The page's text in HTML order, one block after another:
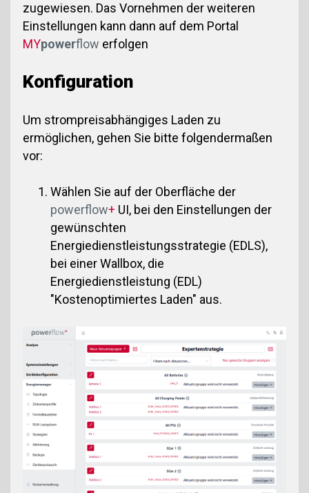
zugewiesen. Das Vornehmen der weiteren
Einstellungen kann dann auf dem Portal
MYpowerflow erfolgen
Konfiguration
Um strompreisabhängiges Laden zu
ermöglichen, gehen Sie bitte folgendermaßen
vor:
Wählen Sie auf der Oberfläche der
powerflow+ UI, bei den Einstellungen der
gewünschten
Energiedienstleistungsstrategie (EDLS),
bei einer Wallbox, die
Energiedienstleistung (EDL)
"Kostenoptimiertes Laden" aus.